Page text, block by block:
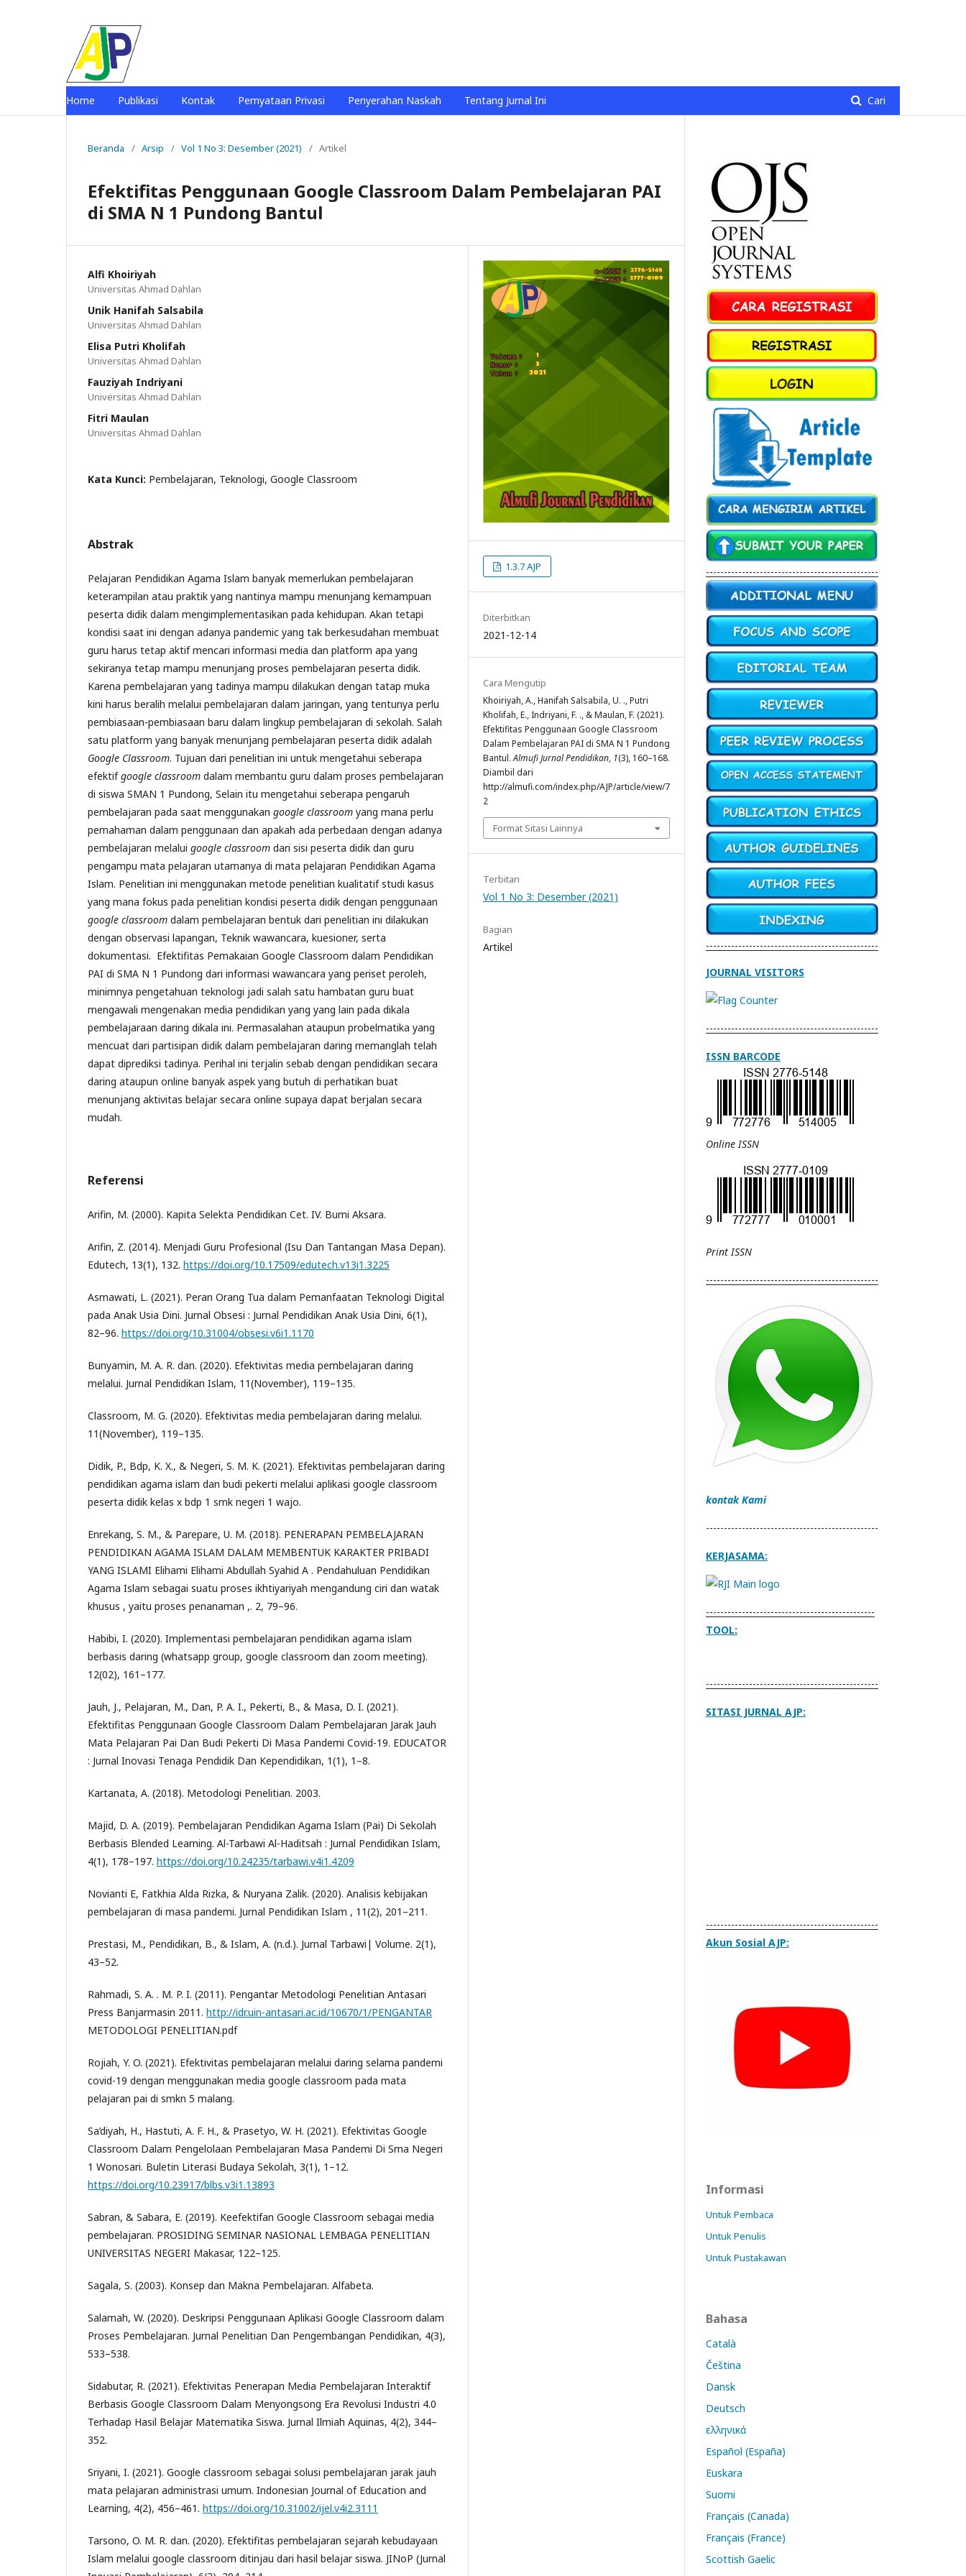
Home Publikasi Kontak Pernyataan Privasi Penyerahan Naskah Tentang Jurnal Ini Cari
Beranda / Arsip / Vol 1 No 3: Desember (2021) / Artikel
Efektifitas Penggunaan Google Classroom Dalam Pembelajaran PAI
di SMA N 1 Pundong Bantul
Alfi Khoiriyah
Universitas Ahmad Dahlan
Unik Hanifah Salsabila
Universitas Ahmad Dahlan
Elisa Putri Kholifah
Universitas Ahmad Dahlan
Fauziyah Indriyani
Universitas Ahmad Dahlan
Fitri Maulan
Universitas Ahmad Dahlan
Kata Kunci: Pembelajaran, Teknologi, Google Classroom
Abstrak
Pelajaran Pendidikan Agama Islam banyak memerlukan pembelajaran
keterampilan atau praktik yang nantinya mampu menunjang kemampuan
peserta didik dalam mengimplementasikan pada kehidupan. Akan tetapi
kondisi saat ini dengan adanya pandemic yang tak berkesudahan membuat
guru harus tetap aktif mencari informasi media dan platform apa yang
sekiranya tetap mampu menunjang proses pembelajaran peserta didik.
Karena pembelajaran yang tadinya mampu dilakukan dengan tatap muka
kini harus beralih melalui pembelajaran dalam jaringan, yang tentunya perlu
pembiasaan-pembiasaan baru dalam lingkup pembelajaran di sekolah. Salah
satu platform yang banyak menunjang pembelajaran peserta didik adalah
Google Classroom. Tujuan dari penelitian ini untuk mengetahui seberapa
efektifgoogle classroom dalam membantu guru dalam proses pembelajaran
di siswa SMAN 1 Pundong, Selain itu mengetahui seberapa pengaruh
pembelajaran pada saat menggunakan google classroom yang mana perlu
pemahaman dalam penggunaan dan apakah ada perbedaan dengan adanya
pembelajaran melalui google classroom dari sisi peserta didik dan guru
pengampu mata pelajaran utamanya di mata pelajaran Pendidikan Agama
Islam. Penelitian ini menggunakan metode penelitian kualitatif studi kasus
yang mana fokus pada penelitian kondisi peserta didik dengan penggunaan
google classroom dalam pembelajaran bentuk dari penelitian ini dilakukan
dengan observasi lapangan, Teknik wawancara, kuesioner, serta
dokumentasi. Efektifitas Pemakaian Google Classroom dalam Pendidikan
PAI di SMA N 1 Pundong dari informasi wawancara yang periset peroleh,
minimnya pengetahuan teknologi jadi salah satu hambatan guru buat
mengawali mengenakan media pendidikan yang yang lain pada dikala
pembelajaraan daring dikala ini. Permasalahan ataupun probelmatika yang
mencuat dari partisipan didik dalam pembelajaran daring memanglah telah
dapat diprediksi tadinya. Perihal ini terjalin sebab dengan pendidikan secara
daring ataupun online banyak aspek yang butuh di perhatikan buat
menunjang aktivitas belajar secara online supaya dapat berjalan secara
mudah.
Referensi
Arifin, M. (2000). Kapita Selekta Pendidikan Cet. IV. Bumi Aksara.
Arifin, Z. (2014). Menjadi Guru Profesional (Isu Dan Tantangan Masa Depan).
Edutech, 13(1), 132. https://doi.org/10.17509/edutech.v13i1.3225
Asmawati, L. (2021). Peran Orang Tua dalam Pemanfaatan Teknologi Digital
pada Anak Usia Dini. Jurnal Obsesi : Jurnal Pendidikan Anak Usia Dini, 6(1),
82–96. https://doi.org/10.31004/obsesi.v6i1.1170
Bunyamin, M. A. R. dan. (2020). Efektivitas media pembelajaran daring
melalui. Jurnal Pendidikan Islam, 11(November), 119–135.
Classroom, M. G. (2020). Efektivitas media pembelajaran daring melalui.
11(November), 119–135.
Didik, P., Bdp, K. X., & Negeri, S. M. K. (2021). Efektivitas pembelajaran daring
pendidikan agama islam dan budi pekerti melalui aplikasi google classroom
peserta didik kelas x bdp 1 smk negeri 1 wajo.
Enrekang, S. M., & Parepare, U. M. (2018). PENERAPAN PEMBELAJARAN
PENDIDIKAN AGAMA ISLAM DALAM MEMBENTUK KARAKTER PRIBADI
YANG ISLAMI Elihami Elihami Abdullah Syahid A . Pendahuluan Pendidikan
Agama Islam sebagai suatu proses ikhtiyariyah mengandung ciri dan watak
khusus , yaitu proses penanaman ,. 2, 79–96.
Habibi, I. (2020). Implementasi pembelajaran pendidikan agama islam
berbasis daring (whatsapp group, google classroom dan zoom meeting).
12(02), 161–177.
Jauh, J., Pelajaran, M., Dan, P. A. I., Pekerti, B., & Masa, D. I. (2021).
Efektifitas Penggunaan Google Classroom Dalam Pembelajaran Jarak Jauh
Mata Pelajaran Pai Dan Budi Pekerti Di Masa Pandemi Covid-19. EDUCATOR
: Jurnal Inovasi Tenaga Pendidik Dan Kependidikan, 1(1), 1–8.
Kartanata, A. (2018). Metodologi Penelitian. 2003.
Majid, D. A. (2019). Pembelajaran Pendidikan Agama Islam (Pai) Di Sekolah
Berbasis Blended Learning. Al-Tarbawi Al-Haditsah : Jurnal Pendidikan Islam,
4(1), 178–197. https://doi.org/10.24235/tarbawi.v4i1.4209
Novianti E, Fatkhia Alda Rizka, & Nuryana Zalik. (2020). Analisis kebijakan
pembelajaran di masa pandemi. Jurnal Pendidikan Islam , 11(2), 201–211.
Prestasi, M., Pendidikan, B., & Islam, A. (n.d.). Jurnal Tarbawi| Volume. 2(1),
43–52.
Rahmadi, S. A. . M. P. I. (2011). Pengantar Metodologi Penelitian Antasari
Press Banjarmasin 2011. http://idr.uin-antasari.ac.id/10670/1/PENGANTAR
METODOLOGI PENELITIAN.pdf
Rojiah, Y. O. (2021). Efektivitas pembelajaran melalui daring selama pandemi
covid-19 dengan menggunakan media google classroom pada mata
pelajaran pai di smkn 5 malang.
Sa’diyah, H., Hastuti, A. F. H., & Prasetyo, W. H. (2021). Efektivitas Google
Classroom Dalam Pengelolaan Pembelajaran Masa Pandemi Di Sma Negeri
1 Wonosari. Buletin Literasi Budaya Sekolah, 3(1), 1–12.
https://doi.org/10.23917/blbs.v3i1.13893
Sabran, & Sabara, E. (2019). Keefektifan Google Classroom sebagai media
pembelajaran. PROSIDING SEMINAR NASIONAL LEMBAGA PENELITIAN
UNIVERSITAS NEGERI Makasar, 122–125.
Sagala, S. (2003). Konsep dan Makna Pembelajaran. Alfabeta.
Salamah, W. (2020). Deskripsi Penggunaan Aplikasi Google Classroom dalam
Proses Pembelajaran. Jurnal Penelitian Dan Pengembangan Pendidikan, 4(3),
533–538.
Sidabutar, R. (2021). Efektivitas Penerapan Media Pembelajaran Interaktif
Berbasis Google Classroom Dalam Menyongsong Era Revolusi Industri 4.0
Terhadap Hasil Belajar Matematika Siswa. Jurnal Ilmiah Aquinas, 4(2), 344–
352.
Sriyani, I. (2021). Google classroom sebagai solusi pembelajaran jarak jauh
mata pelajaran administrasi umum. Indonesian Journal of Education and
Learning, 4(2), 456–461. https://doi.org/10.31002/ijel.v4i2.3111
Tarsono, O. M. R. dan. (2020). Efektifitas pembelajaran sejarah kebudayaan
Islam melalui google classroom ditinjau dari hasil belajar siswa. JINoP (Jurnal
1.3.7 AJP
Diterbitkan
2021-12-14
Cara Mengutip
Khoiriyah, A., Hanifah Salsabila, U. ., Putri
Kholifah, E., Indriyani, F. ., & Maulan, F. (2021).
Efektifitas Penggunaan Google Classroom
Dalam Pembelajaran PAI di SMA N 1 Pundong
Bantul.Almufi Jurnal Pendidikan, 1(3), 160–168.
Diambil dari
http://almufi.com/index.php/AJP/article/view/7
2
Format Sitasi Lainnya
Terbitan
Vol 1 No 3: Desember (2021)
Bagian
Artikel
------------------------------------------------
------------------------------------------------
JOURNAL VISITORS
------------------------------------------------
ISSN BARCODE
Online ISSN
PrintISSN
------------------------------------------------
kontak Kami
------------------------------------------------
KERJASAMA:
-----------------------------------------------
TOOL:
------------------------------------------------
SITASI JURNAL AJP:
------------------------------------------------
Akun Sosial AJP:
Informasi
Untuk Pembaca
Untuk Penulis
Untuk Pustakawan
Bahasa
Català
Čeština
Dansk
Deutsch
ελληνικά
Español (España)
Euskara
Suomi
Français (Canada)
Français (France)
Scottish Gaelic